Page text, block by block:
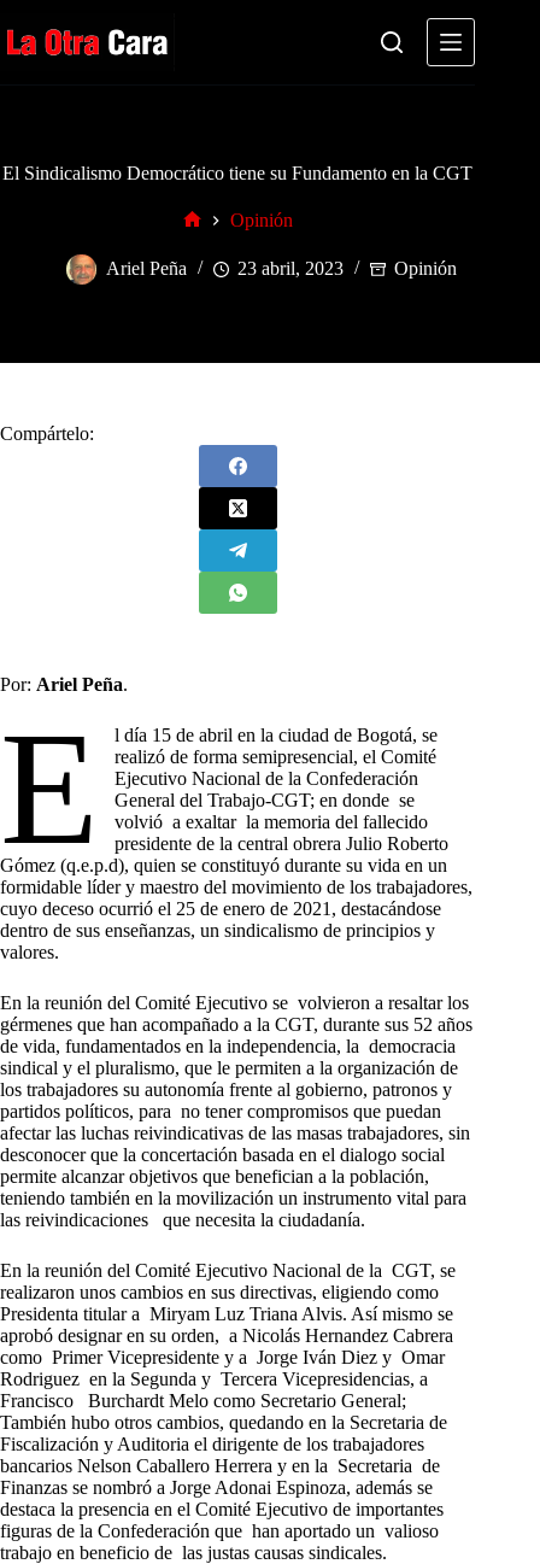
al
contenido
El Sindicalismo Democrático tiene su Fundamento en la CGT
Opinión
Ariel Peña 23 abril, 2023 Opinión
Compártelo:
Por: Ariel Peña.
E
l día 15 de abril en la ciudad de Bogotá, se
realizó de forma semipresencial, el Comité
Ejecutivo Nacional de la Confederación
General del Trabajo-CGT; en donde se
volvió a exaltar la memoria del fallecido
presidente de la central obrera Julio Roberto
Gómez (q.e.p.d), quien se constituyó durante su vida en un
formidable líder y maestro del movimiento de los trabajadores,
cuyo deceso ocurrió el 25 de enero de 2021, destacándose
dentro de sus enseñanzas, un sindicalismo de principios y
valores.
En la reunión del Comité Ejecutivo se volvieron a resaltar los
gérmenes que han acompañado a la CGT, durante sus 52 años
de vida, fundamentados en la independencia, la democracia
sindical y el pluralismo, que le permiten a la organización de
los trabajadores su autonomía frente al gobierno, patronos y
partidos políticos, para no tener compromisos que puedan
afectar las luchas reivindicativas de las masas trabajadores, sin
desconocer que la concertación basada en el dialogo social
permite alcanzar objetivos que benefician a la población,
teniendo también en la movilización un instrumento vital para
las reivindicaciones que necesita la ciudadanía.
En la reunión del Comité Ejecutivo Nacional de la CGT, se
realizaron unos cambios en sus directivas, eligiendo como
Presidenta titular a Miryam Luz Triana Alvis. Así mismo se
aprobó designar en su orden, a Nicolás Hernandez Cabrera
como Primer Vicepresidente y a Jorge Iván Diez y Omar
Rodriguez en la Segunda y Tercera Vicepresidencias, a
Francisco Burchardt Melo como Secretario General;
También hubo otros cambios, quedando en la Secretaria de
Fiscalización y Auditoria el dirigente de los trabajadores
bancarios Nelson Caballero Herrera y en la Secretaria de
Finanzas se nombró a Jorge Adonai Espinoza, además se
destaca la presencia en el Comité Ejecutivo de importantes
figuras de la Confederación que han aportado un valioso
trabajo en beneficio de las justas causas sindicales.